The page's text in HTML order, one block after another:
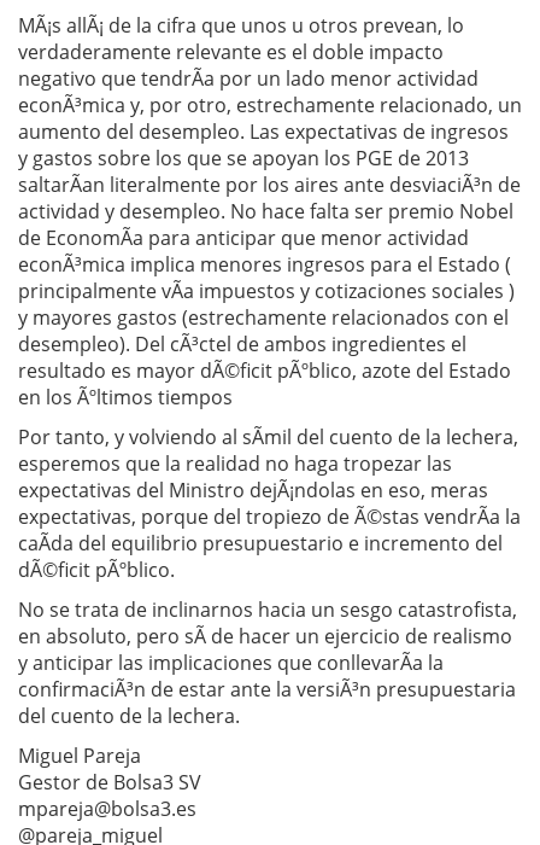
MÃ¡s allÃ¡ de la cifra que unos u otros prevean, lo
verdaderamente relevante es el doble impacto
negativo que tendrÃ­a por un lado menor actividad
econÃ³mica y, por otro, estrechamente relacionado, un
aumento del desempleo. Las expectativas de ingresos
y gastos sobre los que se apoyan los PGE de 2013
saltarÃ­an literalmente por los aires ante desviaciÃ³n de
actividad y desempleo. No hace falta ser premio Nobel
de EconomÃ­a para anticipar que menor actividad
econÃ³mica implica menores ingresos para el Estado (
principalmente vÃ­a impuestos y cotizaciones sociales )
y mayores gastos (estrechamente relacionados con el
desempleo). Del cÃ³ctel de ambos ingredientes el
resultado es mayor dÃ©ficit pÃºblico, azote del Estado
en los Ãºltimos tiempos
Por tanto, y volviendo al sÃ­mil del cuento de la lechera,
esperemos que la realidad no haga tropezar las
expectativas del Ministro dejÃ¡ndolas en eso, meras
expectativas, porque del tropiezo de Ã©stas vendrÃ­a la
caÃ­da del equilibrio presupuestario e incremento del
dÃ©ficit pÃºblico.
No se trata de inclinarnos hacia un sesgo catastrofista,
en absoluto, pero sÃ­ de hacer un ejercicio de realismo
y anticipar las implicaciones que conllevarÃ­a la
confirmaciÃ³n de estar ante la versiÃ³n presupuestaria
del cuento de la lechera.
Miguel Pareja
Gestor de Bolsa3 SV
mpareja@bolsa3.es
@pareja_miguel